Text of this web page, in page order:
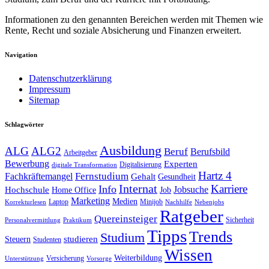
Informationen zu den genannten Bereichen werden mit Themen wie
Rente, Recht und soziale Absicherung und Finanzen erweitert.
Navigation
Datenschutzerklärung
Impressum
Sitemap
Schlagwörter
ALG ALG2 Arbeitgeber Ausbildung Beruf Berufsbild
Bewerbung digitale Transformation Digitalisierung Experten
Fachkräftemangel Fernstudium Gehalt Gesundheit Hartz 4
Hochschule Home Office Info Internat Job Jobsuche Karriere
Korrekturlesen Laptop Marketing Medien Minijob Nachhilfe Nebenjobs
Personalvermittlung Praktikum Quereinsteiger Ratgeber Sicherheit
Steuern Studenten studieren StudiumTippsTrends
Unterstützung Versicherung Vorsorge Weiterbildung Wissen